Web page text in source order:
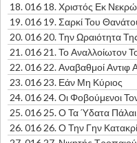
18.016 18. Χριστός Εκ
19.016 19. Σαρκί Του
20.016 20. Την Ωραιότητα
21.016 21. Το Αναλλοίωτον
22.016 22. Αναβαθμοί Αντιφ
23.016 23. Εάν Μη Κύριος
24.016 24. Οι Φοβούμενοι
25.016 25. Ο Τα Ύδατα Πάλαι
26.016 26. Ο Την Γην